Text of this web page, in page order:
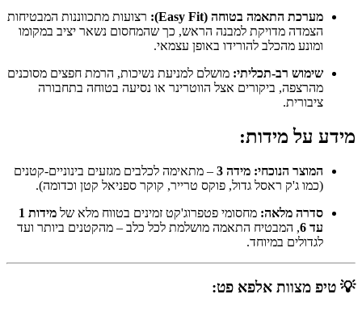
מערכת התאמה בטוחה (Easy Fit):
רצועות מתכווננות המבטיחות
הצמדה מדויקת למבנה הראש, כך שהמחסום נשאר יציב במקומו
ומונע מהכלב להורידו באופן עצמאי.
שימוש רב-תכליתי: מושלם למניעת נשיכות, הרמת חפצים מסוכנים
מהרצפה, ביקורים אצל הווטרינר או נסיעה בטוחה בתחבורה
ציבורית.
מידע על מידות:
המוצר הנוכחי: מידה 3
– מתאימה לכלבים מגזעים בינוניים-קטנים
(כמו ג'ק ראסל גדול, פוקס טרייר, קוקר ספניאל קטן וכדומה).
סדרה מלאה: מחסומי פטפרוג'קט זמינים בטווח מלא של
מידות 1
עד 6
, המבטיח התאמה מושלמת לכל כלב – מהקטנים ביותר ועד
לגדולים במיוחד.
💡 טיפ מצוות אלפא פט: